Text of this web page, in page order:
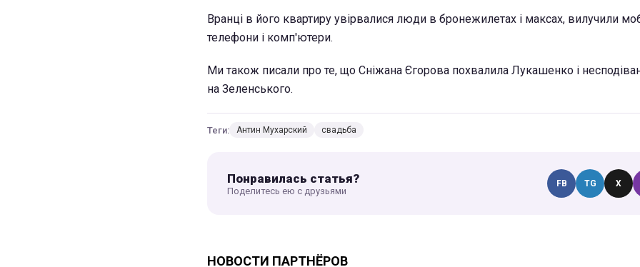
Вранці в його квартиру увірвалися люди в бронежилетах і максах, вилучили
телефони і комп'ютери.
Ми також писали про те, що Сніжана Єгорова похвалила Лукашенко і
на Зеленського.
Теги: Антин Мухарский свадьба
Понравилась статья?
Поделитесь ею с друзьями
FB TG X